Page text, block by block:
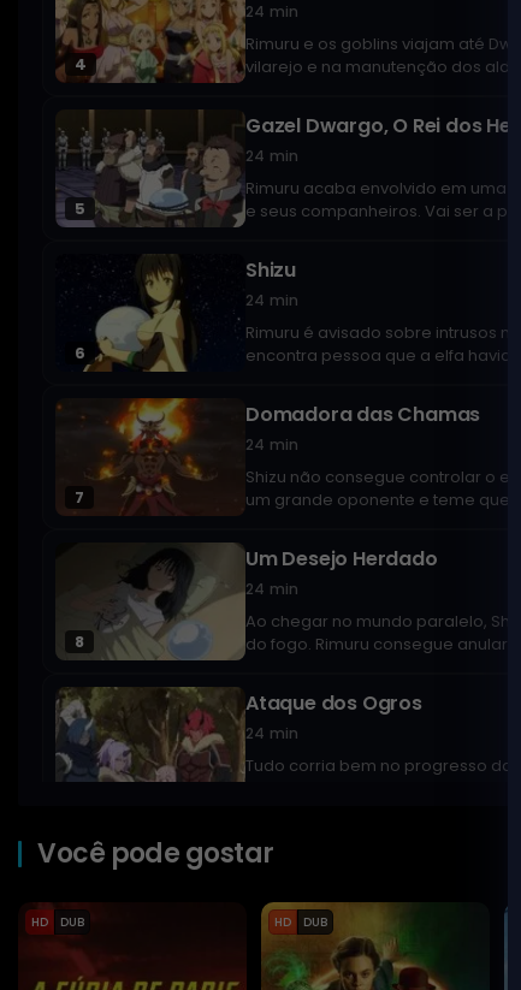
4
24 min
Rimuru e os goblins viajam até
vilarejo e na manutenção dos
5
Gazel Dwargo, O Rei dos
24 min
Rimuru acaba envolvido em uma
e seus companheiros. Vai ser a
6
Shizu
24 min
Rimuru é avisado sobre intrusos
encontra pessoa que a elfa havia
7
Domadora das Chamas
24 min
Shizu não consegue controlar o
um grande oponente e teme que
8
Um Desejo Herdado
24 min
Ao chegar no mundo paralelo,
do fogo. Rimuru consegue anular
Ataque dos Ogros
24 min
Tudo corria bem no progresso da
10
O Lorde Orc
24 min
Após desfazer os mal-
Jura. Enquanto isso, outras
Você pode gostar
HD DUB HD DUB